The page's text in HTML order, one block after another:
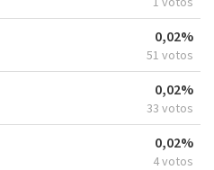
0,02%
51 votos
0,02%
33 votos
0,02%
4 votos